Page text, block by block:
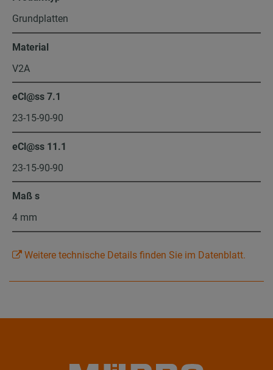
Grundplatten
Material
V2A
eCl@ss 7.1
23-15-90-90
eCl@ss 11.1
23-15-90-90
Maß s
4 mm
Weitere technische Details finden Sie im Datenblatt.